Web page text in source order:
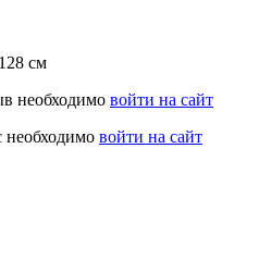
см
необходимо войти на сайт
необходимо войти на сайт